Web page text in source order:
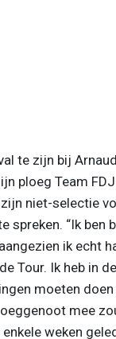
te zijn bij
ploeg Team
niet-selectie
spreken. “Ik ben
ik echt
Tour. Ik heb in
moeten
mee
weken